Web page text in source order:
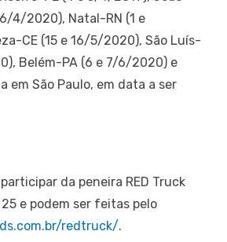
4/2020), Natal-RN (1 e
CE (15 e 16/5/2020), São Luís-
Belém-PA (6 e 7/6/2020) e
em São Paulo, em data a ser
da peneira RED Truck
e podem ser feitas pelo
redtruck/.